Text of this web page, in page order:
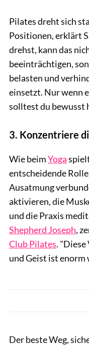
Pilates dreht sich
Positionen, erklärt
drehst, kann das
beeinträchtigen,
belasten und
einsetzt. Nur wenn
solltest du bewusst
3. Konzentriere
Wie beimYoga
entscheidende
Ausatmung
aktivieren, die
und die Praxis
Shepherd Joseph,
Club Pilates.
und Geist ist
Der beste Weg,